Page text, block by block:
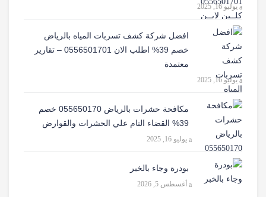
يوليو 16, 2025
افضل شركة كشف تسربات المياه بالرياض
خصم 39% اطلب الان 0556501701‬‏ – تقارير
معتمدة
يوليو 16, 2025
مكافحة حشرات بالرياض 055650170 خصم
39% القضاء التام علي الحشرات والقوارض
يوليو 16, 2025
بودرة وجاء بالخبر
أغسطس 5, 2026